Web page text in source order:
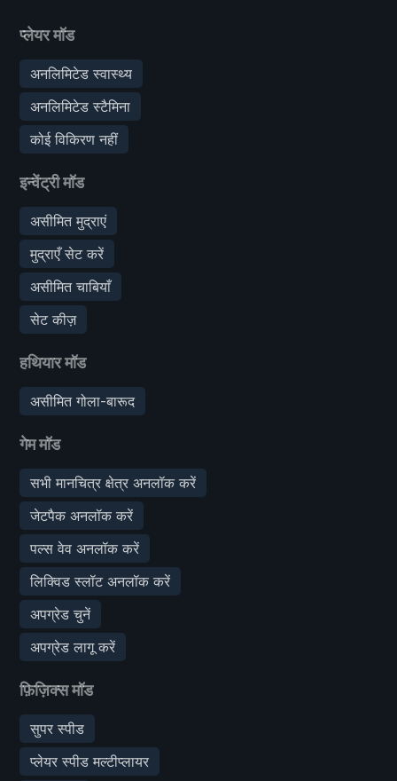
प्लेयर मॉड
अनलिमिटेड स्वास्थ्य
अनलिमिटेड स्टैमिना
कोई विकिरण नहीं
इन्वेंट्री मॉड
असीमित मुद्राएं
मुद्राएँ सेट करें
असीमित चाबियाँ
सेट कीज़
हथियार मॉड
असीमित गोला-बारूद
गेम मॉड
सभी मानचित्र क्षेत्र अनलॉक करें
जेटपैक अनलॉक करें
पल्स वेव अनलॉक करें
लिक्विड स्लॉट अनलॉक करें
अपग्रेड चुनें
अपग्रेड लागू करें
फ़िज़िक्स मॉड
सुपर स्पीड
प्लेयर स्पीड मल्टीप्लायर